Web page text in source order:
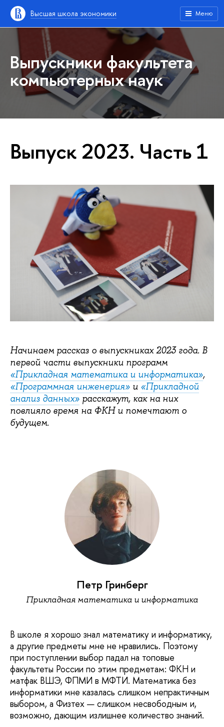
Высшая школа экономики Меню
Выпускники факультета
компьютерных наук
Выпуск 2023. Часть 1
Начинаем рассказ о выпускниках 2023 года. В
первой части выпускники программ
«Прикладная математика и информатика»,
«Программная инженерия» и «Прикладной
анализ данных» расскажут, как на них
повлияло время на ФКН и помечтают о
будущем.
Петр Гринберг
Прикладная математика и информатика
В школе я хорошо знал математику и информатику,
а другие предметы мне не нравились. Поэтому
при поступлении выбор падал на топовые
факультеты России по этим предметам: ФКН и
матфак ВШЭ, ФПМИ в МФТИ. Математика без
информатики мне казалась слишком непрактичным
выбором, а Физтех — слишком несвободным и,
возможно, дающим излишнее количество знаний.